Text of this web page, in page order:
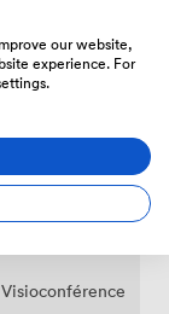
Microphone
Visioconférence
our website,
experience. For